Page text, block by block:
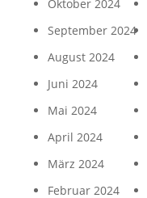
Oktober 2024
September 2024
August 2024
Juni 2024
Mai 2024
April 2024
März 2024
Februar 2024